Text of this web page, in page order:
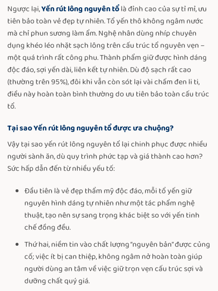
Ngược lại,Yến rút lông nguyên tổlà đỉnh cao của sự tỉ mỉ, ưu
tiên bảo toàn vẻ đẹp tự nhiên. Tổ yến thô không ngâm nước
mà chỉ phun sương làm ẩm. Nghệ nhân dùng nhíp chuyên
dụng khéo léo nhặt sạch lông trên cấu trúc tổ nguyên vẹn –
một quá trình rất công phu. Thành phẩm giữ được hình dáng
độc đáo, sợi yến dài, liên kết tự nhiên. Dù độ sạch rất cao
(thường trên 95%), đôi khi vẫn còn sót lại vài chấm đen li ti,
điều này hoàn toàn bình thường do ưu tiên bảo toàn cấu trúc
tổ.
Tại sao Yến rút lông nguyên tổ được ưa chuộng?
Vậy tại sao yến rút lông nguyên tổ lại chinh phục được nhiều
người sành ăn, dù quy trình phức tạp và giá thành cao hơn?
Sức hấp dẫn đến từ nhiều yếu tố:
Đầu tiên là vẻ đẹp thẩm mỹ độc đáo, mỗi tổ yến giữ
nguyên hình dáng tự nhiên như một tác phẩm nghệ
thuật, tạo nên sự sang trọng khác biệt so với yến tinh
chế đồng đều.
Thứ hai, niềm tin vào chất lượng “nguyên bản” được củng
cố; việc ít bị can thiệp, không ngâm nở hoàn toàn giúp
người dùng an tâm về việc giữ trọn vẹn cấu trúc sợi và
dưỡng chất quý giá.